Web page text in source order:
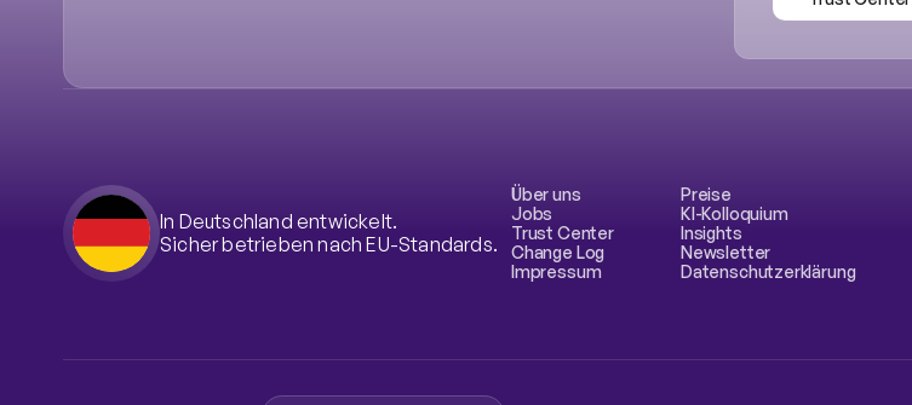
In Deutschland entwickelt.
Sicher betrieben nach EU-Standards.
Über uns
Jobs
Trust Center
Change Log
Impressum
Preise
KI-Kolloquium
Insights
Newsletter
Datenschutzerklärung